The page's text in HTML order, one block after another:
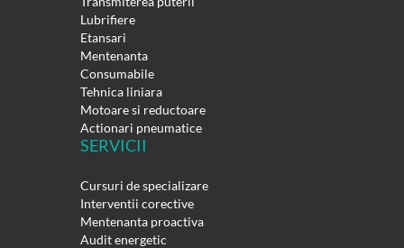
Lubrifiere
Etansari
Mentenanta
Consumabile
Tehnica liniara
Motoare si reductoare
Actionari pneumatice
SERVICII
Cursuri de specializare
Interventii corective
Mentenanta proactiva
Audit energetic